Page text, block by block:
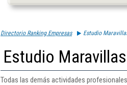
Directorio Ranking Empresas Estudio
Estudio
Todas las demás actividades